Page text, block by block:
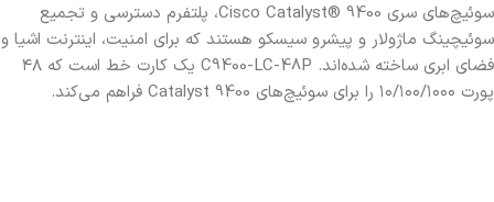
سوئیچ‌های سری Cisco Catalyst® 9400، پلتفرم دسترسی و تجمیع
سوئیچینگ ماژولار و پیشرو سیسکو هستند که برای امنیت، اینترنت اشیا و
فضای ابری ساخته شده‌اند. C9400-LC-48P یک کارت خط است که ۴۸
پورت ۱۰/۱۰۰/۱۰۰۰ را برای سوئیچ‌های Catalyst 9400 فراهم می‌کند.